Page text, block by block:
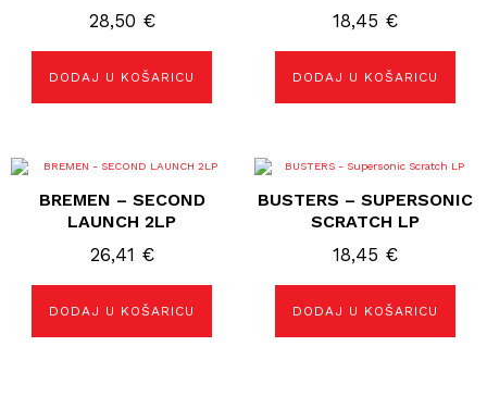
28,50 €
DODAJ U KOŠARICU
18,45 €
DODAJ U KOŠARICU
BREMEN – SECOND
LAUNCH 2LP
26,41 €
DODAJ U KOŠARICU
BUSTERS – SUPERSONIC
SCRATCH LP
18,45 €
DODAJ U KOŠARICU